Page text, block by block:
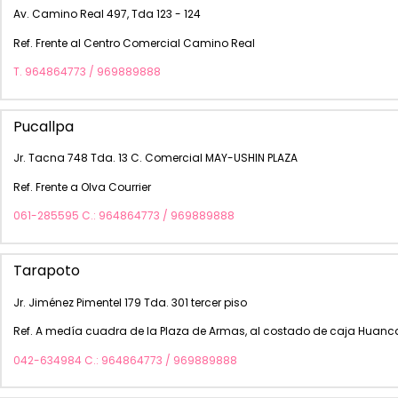
Av. Camino Real 497, Tda 123 - 124
Ref. Frente al Centro Comercial Camino Real
T. 964864773 / 969889888
Pucallpa
Jr. Tacna 748 Tda. 13 C. Comercial MAY-USHIN PLAZA
Ref. Frente a Olva Courrier
061-285595 C.: 964864773 / 969889888
Tarapoto
Jr. Jiménez Pimentel 179 Tda. 301 tercer piso
Ref. A medía cuadra de la Plaza de Armas, al costado de caja
042-634984 C.: 964864773 / 969889888